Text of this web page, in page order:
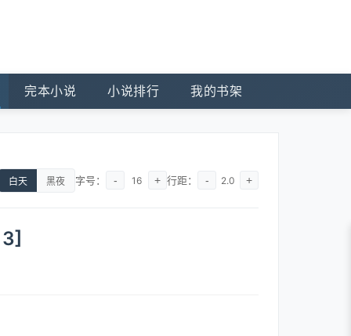
完本小说 小说排行 我的书架
白天 黑夜 字号： - 16 + 行距： - 2.0 +